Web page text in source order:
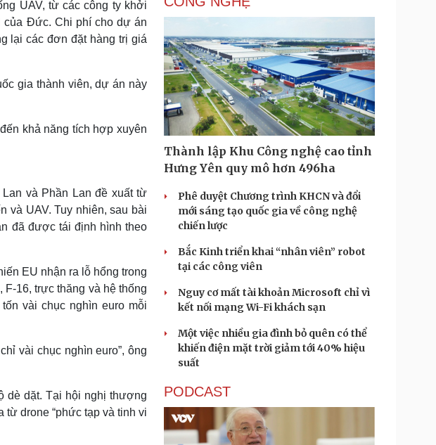
UAV, từ các công ty khởi
của Đức. Chi phí cho dự án
lại các đơn đặt hàng trị giá
gia thành viên, dự án này
khả năng tích hợp xuyên
và Phần Lan đề xuất từ
và UAV. Tuy nhiên, sau bài
đã được tái định hình theo
EU nhận ra lỗ hổng trong
16, trực thăng và hệ thống
vài chục nghìn euro mỗi
vài chục nghìn euro”, ông
dè dặt. Tại hội nghị thượng
từ drone “phức tạp và tinh vi
Thành lập Khu Công nghệ cao tỉnh
Hưng Yên quy mô hơn 496ha
Phê duyệt Chương trình KHCN và đổi
mới sáng tạo quốc gia về công nghệ
chiến lược
Bắc Kinh triển khai “nhân viên” robot
tại các công viên
Nguy cơ mất tài khoản Microsoft chỉ vì
kết nối mạng Wi-Fi khách sạn
Một việc nhiều gia đình bỏ quên có thể
khiến điện mặt trời giảm tới 40% hiệu
suất
PODCAST